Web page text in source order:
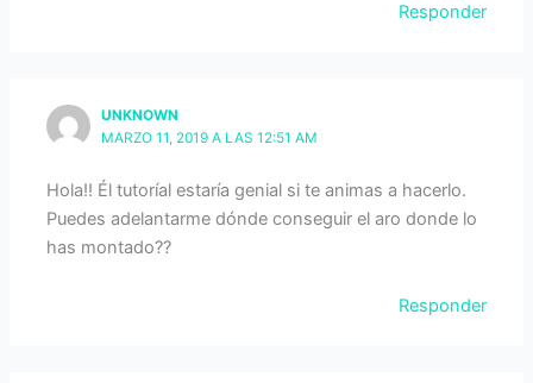
Responder
UNKNOWN
MARZO 11, 2019 A LAS 12:51 AM
Hola!! Él tutoríal estaría genial si te animas a hacerlo.
Puedes adelantarme dónde conseguir el aro donde lo
has montado??
Responder